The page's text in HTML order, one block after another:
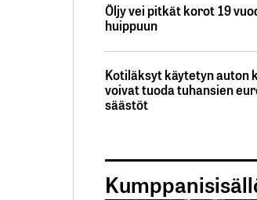
Öljy vei pitkät korot 19
huippuun
Kotiläksyt käytetyn auton
voivat tuoda tuhansien
säästöt